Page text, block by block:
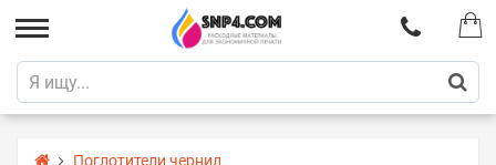
Поглотители чернил